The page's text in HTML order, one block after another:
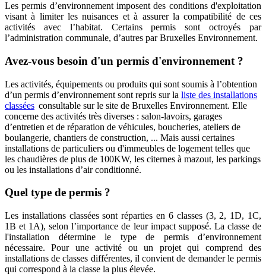
Les permis d’environnement imposent des conditions d'exploitation
visant à limiter les nuisances et à assurer la compatibilité de ces
activités avec l’habitat. Certains permis sont octroyés par
l’administration communale, d’autres par Bruxelles Environnement.
Avez-vous besoin d'un permis d'environnement ?
Les activités, équipements ou produits qui sont soumis à l’obtention
d’un permis d’environnement sont repris sur la liste des installations
classées consultable sur le site de Bruxelles Environnement.Elle
concerne des activités très diverses : salon-lavoirs, garages
d’entretien et de réparation de véhicules, boucheries, ateliers de
boulangerie, chantiers de construction, ... Mais aussi certaines
installations de particuliers ou d'immeubles de logement telles que
les chaudières de plus de 100KW, les citernes à mazout, les parkings
ou les installations d’air conditionné.
Quel type de permis ?
Les installations classées sont réparties en 6 classes (3, 2, 1D, 1C,
1B et 1A), selon l’importance de leur impact supposé. La classe de
l'installation détermine le type de permis d’environnement
nécessaire. Pour une activité ou un projet qui comprend des
installations de classes différentes, il convient de demander le permis
qui correspond à la classe la plus élevée.